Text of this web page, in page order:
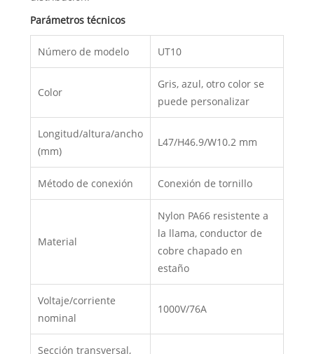
Parámetros técnicos
Número de modelo UT10
Color
Gris, azul, otro color se
puede personalizar
Longitud/altura/ancho
(mm)
L47/H46.9/W10.2 mm
Método de conexión Conexión de tornillo
Material
Nylon PA66 resistente a
la llama, conductor de
cobre chapado en
estaño
Voltaje/corriente
nominal
1000V/76A
Sección transversal,